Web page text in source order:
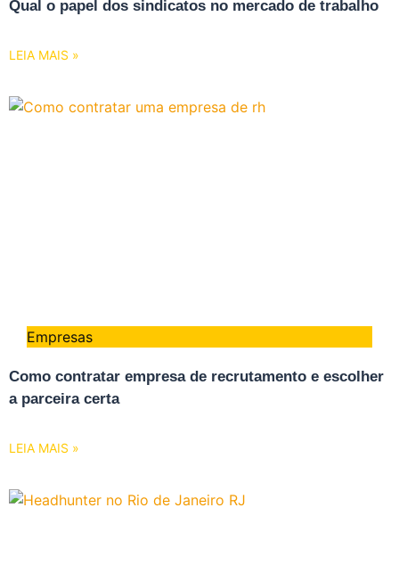
Qual o papel dos sindicatos no mercado de trabalho
LEIA MAIS »
Empresas
Como contratar empresa de recrutamento e escolher
a parceira certa
LEIA MAIS »